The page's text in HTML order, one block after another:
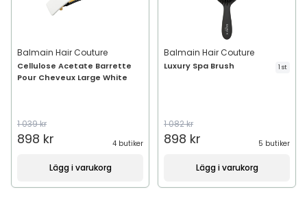
Balmain Hair Couture
Cellulose Acetate Barrette
Pour Cheveux Large White
1 039 kr
898 kr 4 butiker
Lägg i varukorg
Balmain Hair Couture
Luxury Spa Brush 1 st
1 082 kr
898 kr 5 butiker
Lägg i varukorg